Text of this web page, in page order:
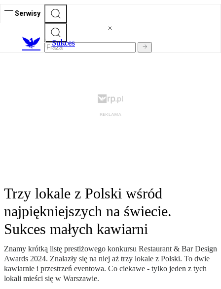
Serwisy
Sukces
Trzy lokale z Polski wśród
najpiękniejszych na świecie.
Sukces małych kawiarni
Znamy krótką listę prestiżowego konkursu Restaurant & Bar Design
Awards 2024. Znalazły się na niej aż trzy lokale z Polski. To dwie
kawiarnie i przestrzeń eventowa. Co ciekawe - tylko jeden z tych
lokali mieści się w Warszawie.